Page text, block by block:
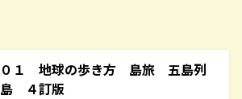
０１ 地球の歩き方 島旅 五島列
島 ４訂版